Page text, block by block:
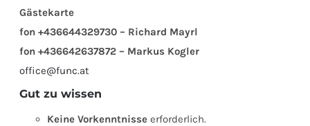
Gästekarte
fon +436644329730 – Richard Mayrl
fon +436642637872 – Markus Kogler
office@func.at
Gut zu wissen
Keine Vorkenntnisse erforderlich.